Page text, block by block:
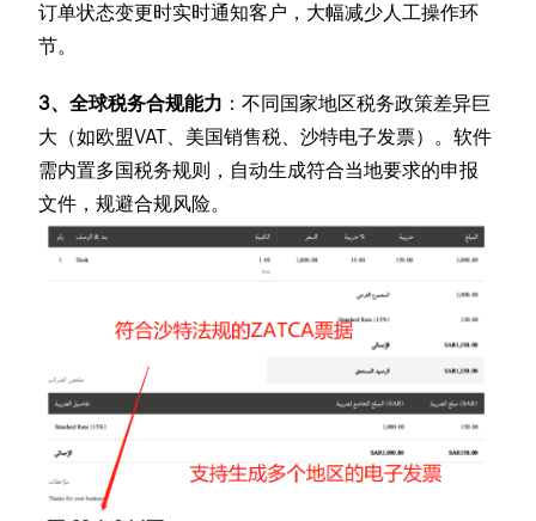
订单状态变更时实时通知客户，大幅减少人工操作环
节。
3、全球税务合规能力 ：不同国家地区税务政策差异巨
大（如欧盟VAT、美国销售税、沙特电子发票）。软件
需内置多国税务规则，自动生成符合当地要求的申报
文件，规避合规风险。